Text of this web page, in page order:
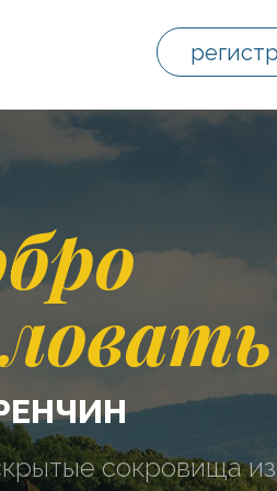
регистр
сокровища